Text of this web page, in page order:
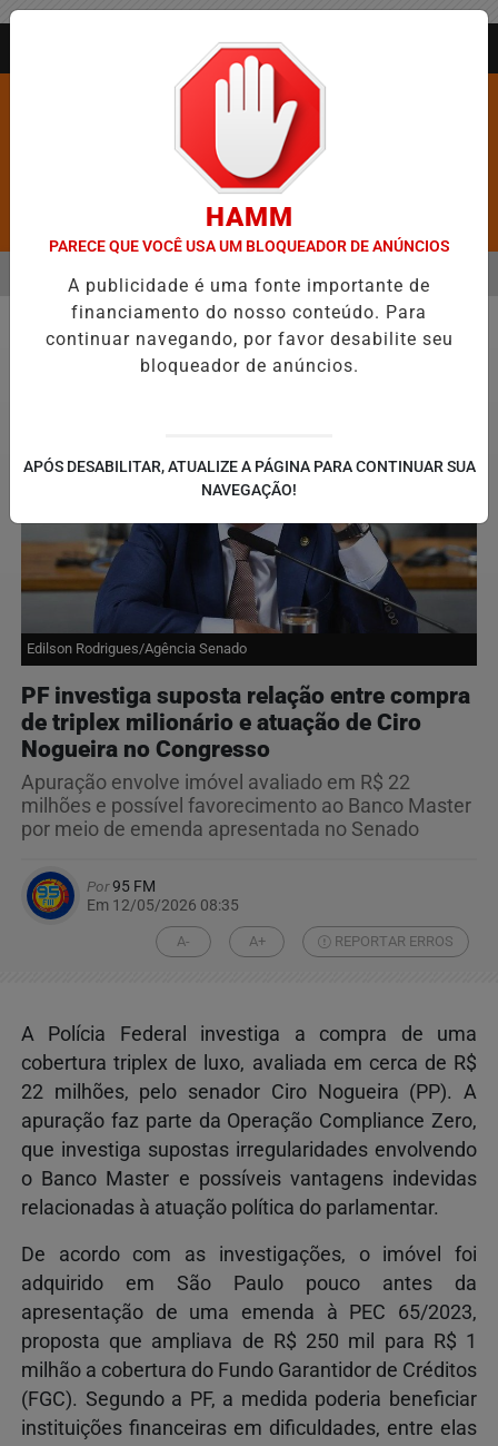
Pesquisar Notícia
É CONFIRMADA NO DIA DO EVANGÉLICO EM JEQUIÉ E REFORÇA
EM ALTA
MENU
Política
Edilson Rodrigues/Agência Senado
PF investiga suposta relação entre compra
de triplex milionário e atuação de Ciro
Nogueira no Congresso
Apuração envolve imóvel avaliado em R$ 22
milhões e possível favorecimento ao Banco Master
por meio de emenda apresentada no Senado
Por95 FM
Em 12/05/2026 08:35
A- A+ REPORTAR ERROS
A Polícia Federal investiga a compra de uma
cobertura triplex de luxo, avaliada em cerca de R$
22 milhões, pelo senador Ciro Nogueira (PP). A
apuração faz parte da Operação Compliance Zero,
que investiga supostas irregularidades envolvendo
o Banco Master e possíveis vantagens indevidas
relacionadas à atuação política do parlamentar.
De acordo com as investigações, o imóvel foi
adquirido em São Paulo pouco antes da
apresentação de uma emenda à PEC 65/2023,
proposta que ampliava de R$ 250 mil para R$ 1
milhão a cobertura do Fundo Garantidor de Créditos
(FGC). Segundo a PF, a medida poderia beneficiar
instituições financeiras em dificuldades, entre elas
HAMM
PARECE QUE VOCÊ USA UM BLOQUEADOR DE ANÚNCIOS
A publicidade é uma fonte importante de
financiamento do nosso conteúdo. Para
continuar navegando, por favor desabilite seu
bloqueador de anúncios.
APÓS DESABILITAR, ATUALIZE A PÁGINA PARA CONTINUAR SUA
NAVEGAÇÃO!